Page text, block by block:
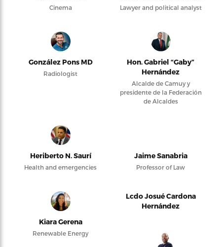
Cinema Lawyer and political analyst
González Pons MD
Radiologist
Hon. Gabriel “Gaby”
Hernández
Alcalde de Camuy y
presidente de la Federación
de Alcaldes
Heriberto N. Saurí
Health and emergencies
Jaime Sanabria
Professor of Law
Kiara Gerena
Renewable Energy
Lcdo Josué Cardona
Hernández